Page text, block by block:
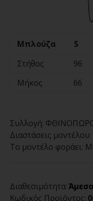
Μπλούζα S
Στήθος
96
Μήκος
66
Συλλογή:
Διαστάσεις μοντέλου:
Το μοντέλο φοράει:
Διαθεσιμότητα:
Κωδικός Προϊόντος: